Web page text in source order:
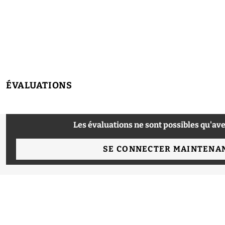
ÉVALUATIONS
Les évaluations ne sont possibles
SE CONNECTER